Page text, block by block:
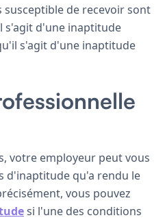
susceptible de recevoir sont
s'agit d'une inaptitude
s'agit d'une inaptitude
votre employeur peut vous
d'inaptitude qu'a rendu le
vous pouvez
si l'une des conditions